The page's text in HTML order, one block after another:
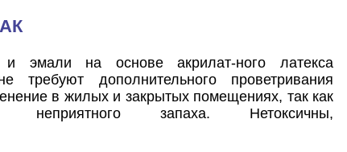
и эмали на основе акрилат-ного латекса
требуют дополнительного проветривания
в жилых и закрытых помещениях, так как
запаха. Нетоксичны,